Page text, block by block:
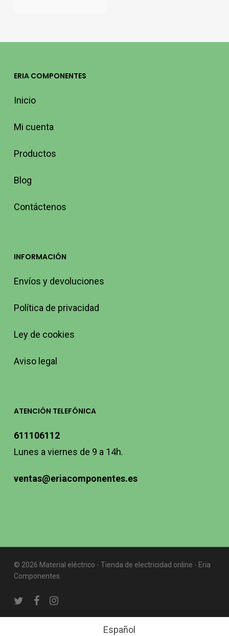
ERIA COMPONENTES
Inicio
Mi cuenta
Productos
Blog
Contáctenos
INFORMACIÓN
Envíos y devoluciones
Política de privacidad
Ley de cookies
Aviso legal
ATENCIÓN TELEFÓNICA
611106112
Lunes a viernes de 9 a 14h.
ventas@eriacomponentes.es
© 2026 Material eléctrico - Tienda de electricidad online - Eria
Componentes.
twitterfacebookinstagram
Español